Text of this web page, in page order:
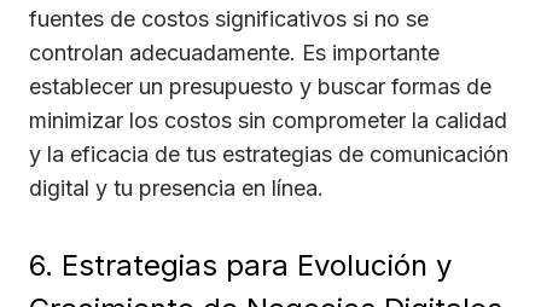
fuentes de costos significativos si no se
controlan adecuadamente. Es importante
establecer un presupuesto y buscar formas de
minimizar los costos sin comprometer la calidad
y la eficacia de tus estrategias de comunicación
digital y tu presencia en línea.
6. Estrategias para Evolución y